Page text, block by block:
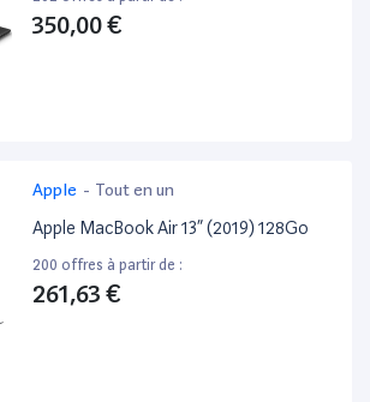
350,00 €
Apple - Tout en un
Apple MacBook Air 13” (2019) 128Go
200 offres à partir de :
261,63 €